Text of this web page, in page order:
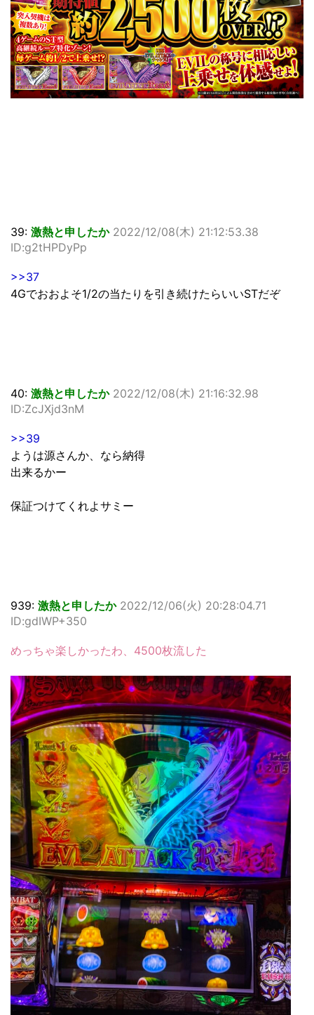
39: 激熱と申したか 2022/12/08(木) 21:12:53.38
ID:g2tHPDyPp
>>37
4Gでおおよそ1/2の当たりを引き続けたらいいSTだぞ
40: 激熱と申したか 2022/12/08(木) 21:16:32.98
ID:ZcJXjd3nM
>>39
ようは源さんか、なら納得
出来るかー
保証つけてくれよサミー
939: 激熱と申したか 2022/12/06(火) 20:28:04.71
ID:gdIWP+350
めっちゃ楽しかったわ、4500枚流した